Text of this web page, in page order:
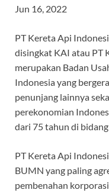
Jun 16, 2022
PT Kereta Api
disingkat KAI atau PT
merupakan Badan
Indonesia yang
penunjang lainnya
perekonomian
dari 75 tahun di
PT Kereta Api
BUMN yang paling
pembenahan